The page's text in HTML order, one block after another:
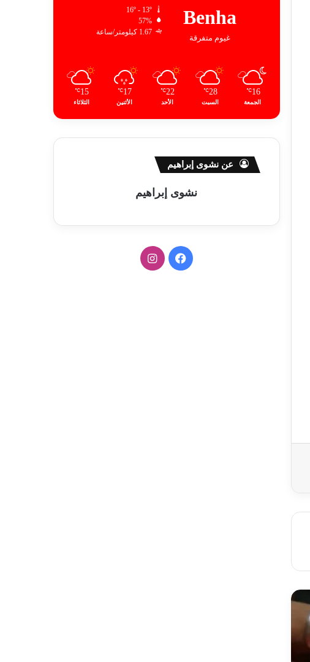
Benha
غيوم متفرقة
57%
1.67 كيلومتر/ساعة
16
℃
الجمعة
28
℃
السبت
22
℃
الأحد
17
℃
الأثنين
15
℃
الثلاثاء
عن نشوى إبراهيم
نشوى إبراهيم
ف
ا